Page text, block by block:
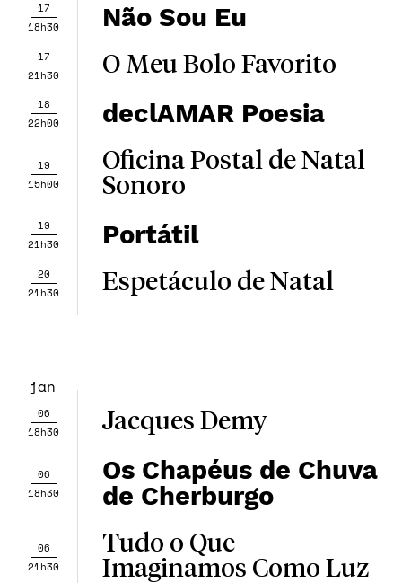
17
18h30
Não Sou Eu
17
21h30
O Meu Bolo Favorito
18
22h00
declAMAR Poesia
19
15h00
Oficina Postal de Natal
Sonoro
19
21h30
Portátil
20
21h30
Espetáculo de Natal
jan
06
18h30
Jacques Demy
06
18h30
Os Chapéus de Chuva
de Cherburgo
06
21h30
Tudo o Que
Imaginamos Como Luz